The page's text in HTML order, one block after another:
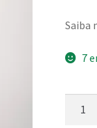
Saiba
7